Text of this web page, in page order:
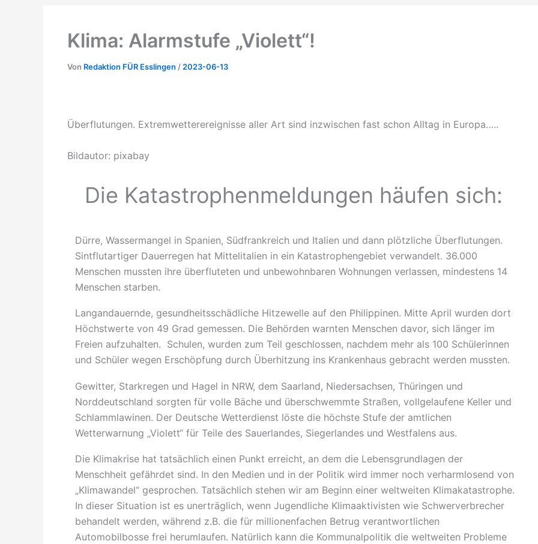
Klima: Alarmstufe „Violett“!
Von Redaktion FÜR Esslingen / 2023-06-13
Überflutungen. Extremwetterereignisse aller Art sind inzwischen fast schon Alltag in Europa…..
Bildautor: pixabay
Die Katastrophenmeldungen häufen sich:
Dürre, Wassermangel in Spanien, Südfrankreich und Italien und dann plötzliche Überflutungen.
Sintflutartiger Dauerregen hat Mittelitalien in ein Katastrophengebiet verwandelt. 36.000
Menschen mussten ihre überfluteten und unbewohnbaren Wohnungen verlassen, mindestens 14
Menschen starben.
Langandauernde, gesundheitsschädliche Hitzewelle auf den Philippinen. Mitte April wurden dort
Höchstwerte von 49 Grad gemessen. Die Behörden warnten Menschen davor, sich länger im
Freien aufzuhalten. Schulen, wurden zum Teil geschlossen, nachdem mehr als 100 Schülerinnen
und Schüler wegen Erschöpfung durch Überhitzung ins Krankenhaus gebracht werden mussten.
Gewitter, Starkregen und Hagel in NRW, dem Saarland, Niedersachsen, Thüringen und
Norddeutschland sorgten für volle Bäche und überschwemmte Straßen, vollgelaufene Keller und
Schlammlawinen. Der Deutsche Wetterdienst löste die höchste Stufe der amtlichen
Wetterwarnung „Violett“ für Teile des Sauerlandes, Siegerlandes und Westfalens aus.
Die Klimakrise hat tatsächlich einen Punkt erreicht, an dem die Lebensgrundlagen der
Menschheit gefährdet sind. In den Medien und in der Politik wird immer noch verharmlosend von
„Klimawandel“ gesprochen. Tatsächlich stehen wir am Beginn einer weltweiten Klimakatastrophe.
In dieser Situation ist es unerträglich, wenn Jugendliche Klimaaktivisten wie Schwerverbrecher
behandelt werden, während z.B. die für millionenfachen Betrug verantwortlichen
Automobilbosse frei herumlaufen. Natürlich kann die Kommunalpolitik die weltweiten Probleme